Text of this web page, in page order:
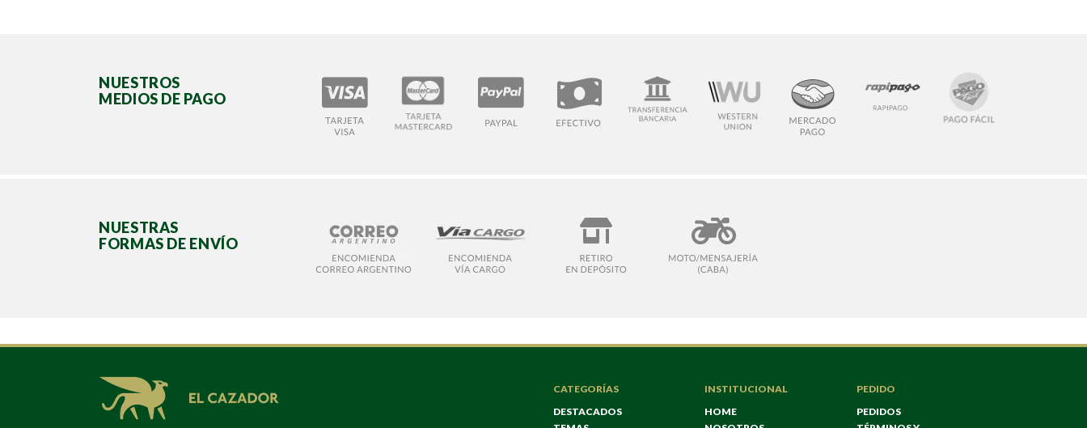
NUESTROS
MEDIOS DE PAGO
NUESTRAS
FORMAS DE ENVÍO
CATEGORÍAS
DESTACADOS
INSTITUCIONAL
HOME
PEDIDO
PEDIDOS